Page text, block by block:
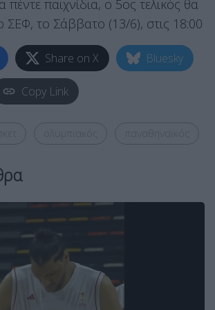
πέντε παιχνίδια, ο 5ος τελικός θα
ΣΕΦ, το Σάββατο (13/6), στις 18:00
Share on X Bluesky
Copy Link